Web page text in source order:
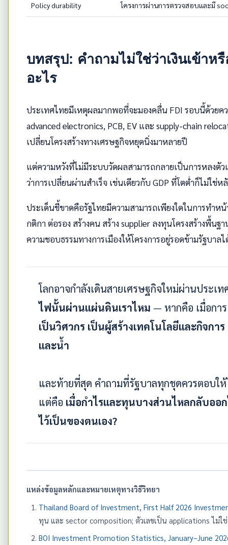
Policy durability โครงการผ่านการตรวจสอบและมี
บทสรุป: คำถามไม่ใช่ว่าเงินเข้าห
อะไร
ประเทศไทยมีเหตุผลมากพอที่จะมองคลื่น FDI รอบนี้ด้วยค
advanced electronics, PCB, EV และ supply-chain
เปลี่ยนโครงสร้างทางเศรษฐกิจหยุดนิ่งมาหลายปี
แต่ความหวังที่ไม่มีระบบวัดผลสามารถกลายเป็นการหลงตั
ว่าการเปลี่ยนผ่านสำเร็จ เช่นเดียวกับ GDP ที่โตต่ำก็ไม่ใช่
ประเด็นชี้ขาดคือรัฐไทยมีความสามารถเพียงใดในการท
กติกา ต่อรอง สร้างคน สร้าง supplier ลงทุนโครงสร้างพื้นฐ
ความชอบธรรมทางการเมืองให้โครงการอยู่รอดข้ามรัฐบาล
โลกอาจกำลังเดินสายเศรษฐกิจใหม่ผ่านประเ
ไฟนั้นผ่านแผ่นดินเราไหม — หากคือ เมื่อกา
เป็นวิศวกร เป็นผู้สร้างเทคโนโลยีและกิจก
และน้ำ
และท้ายที่สุด คำถามที่รัฐบาลทุกชุดควรตอบให้
แต่คือ เมื่อกำไรและทุนบางส่วนไหลกลับออ
ไว้เป็นของตนเอง?
แหล่งข้อมูลหลักและหมายเหตุทางวิธีวิทยา
Thailand Board of Investment, First Half 2026
ทุน และ sector composition; ตัวเลขเป็น applications ไม่ใ
BOI Investment Promotion Statistics, January–June